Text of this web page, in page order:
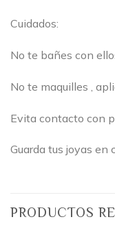
Cuidados:
No te bañes con
No te maquilles ,
Evita contacto con
Guarda tus joyas en
PRODUCTOS